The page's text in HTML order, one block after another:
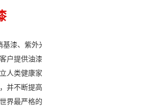
基漆、紫外光固化UV漆、PVC面用免打
户提供油漆喷涂方案，提供化学品定制
人类健康家居环境为已任，致力于推行
并不断提高产品在安全、健康及环保方
界最严格的质量检测标准，以给客户最